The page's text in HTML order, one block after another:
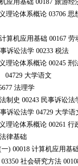
应用基础 00187 旅游经
理论体系概论 03706
算机应用基础 00167
诉讼法学 00233 税法
理论体系概论 00245
04729 大学语文
法理学
制史 00243 民事诉讼法
诉讼法学 04729 大学语
理论体系概论 00261
法律基础
) 00018 计算机应用基
社会研究方法